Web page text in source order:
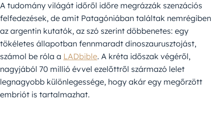
A tudomány világát időről időre megrázzák szenzációs
felfedezések, de amit Patagóniában találtak nemrégiben
az argentin kutatók, az szó szerint döbbenetes: egy
tökéletes állapotban fennmaradt dinoszaurusztojást,
számol be róla a LADbible. A kréta időszak végéről,
nagyjából 70 millió évvel ezelőttről származó lelet
legnagyobb különlegessége, hogy akár egy megőrzött
embriót is tartalmazhat.